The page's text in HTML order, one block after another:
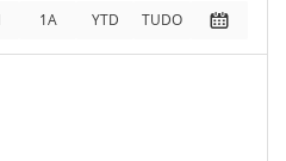
$706,652
11.90%
1A YTD TUDO